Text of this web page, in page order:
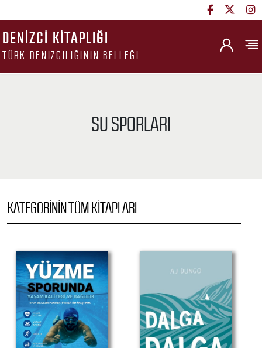
DENIZCI KITAPLIĞI
TÜRK DENIZCILIĞININ BELLEĞI
SU SPORLARI
KATEGORININ TÜM KITAPLARI